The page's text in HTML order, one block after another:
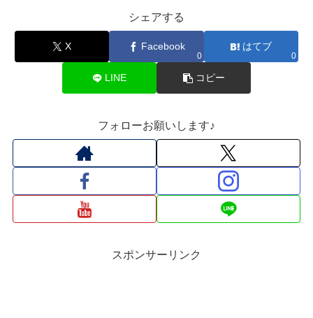
シェアする
X Facebook
0
はてブ
0
LINE コピー
フォローお願いします♪
スポンサーリンク